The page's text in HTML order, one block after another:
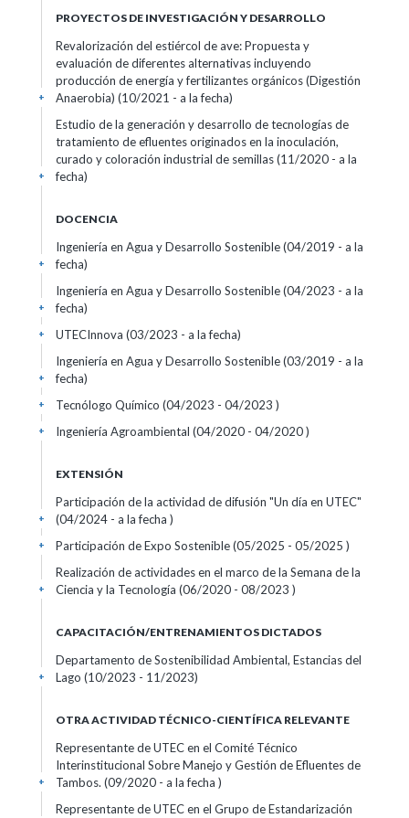
PROYECTOS DE INVESTIGACIÓN Y DESARROLLO
Revalorización del estiércol de ave: Propuesta y
evaluación de diferentes alternativas incluyendo
producción de energía y fertilizantes orgánicos (Digestión
Anaerobia) (10/2021 - a la fecha)
+
Estudio de la generación y desarrollo de tecnologías de
tratamiento de efluentes originados en la inoculación,
curado y coloración industrial de semillas (11/2020 - a la
fecha)
+
DOCENCIA
Ingeniería en Agua y Desarrollo Sostenible (04/2019 - a la
fecha)
+
Ingeniería en Agua y Desarrollo Sostenible (04/2023 - a la
fecha)
+
UTECInnova (03/2023 - a la fecha)
+
Ingeniería en Agua y Desarrollo Sostenible (03/2019 - a la
fecha)
+
Tecnólogo Químico (04/2023 - 04/2023 )
+
Ingeniería Agroambiental (04/2020 - 04/2020 )
+
EXTENSIÓN
Participación de la actividad de difusión "Un día en UTEC"
(04/2024 - a la fecha )
+
Participación de Expo Sostenible (05/2025 - 05/2025 )
+
Realización de actividades en el marco de la Semana de la
Ciencia y la Tecnología (06/2020 - 08/2023 )
+
CAPACITACIÓN/ENTRENAMIENTOS DICTADOS
Departamento de Sostenibilidad Ambiental, Estancias del
Lago (10/2023 - 11/2023)
+
OTRA ACTIVIDAD TÉCNICO-CIENTÍFICA RELEVANTE
Representante de UTEC en el Comité Técnico
Interinstitucional Sobre Manejo y Gestión de Efluentes de
Tambos. (09/2020 - a la fecha )
+
Representante de UTEC en el Grupo de Estandarización